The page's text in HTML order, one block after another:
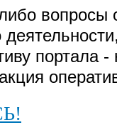
вопросы
портала